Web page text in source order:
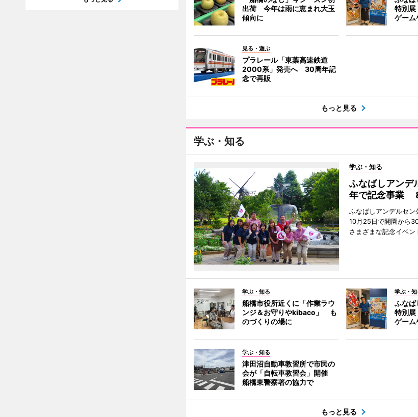
出荷 今年は雨に恵まれ大玉
傾向に
特別
ゲーム
見る・遊ぶ
プラレール「東葉高速鉄道
2000系」発売へ 30周年記
念で再販
もっと見る
学ぶ・知る
学ぶ・知る
ふなばしアンデ
年で記念事業
ふなばしアンデルセ
10月25日で開園から
さまざまな記念イベン
学ぶ・知る
船橋市役所近くに「作業ラウ
ンジ＆お守りやkibaco」 も
のづくりの場に
学ぶ・知
ふなば
特別
ゲーム
学ぶ・知る
津田沼自動車教習所で市民の
会が「自転車教習会」開催
船橋東警察署の協力で
もっと見る